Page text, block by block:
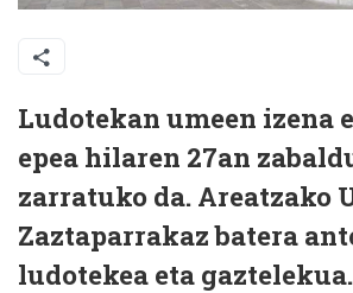
Ludotekan umeen izena
epea hilaren 27an
zarratuko da. Areatzako
Zaztaparrakaz batera
ludotekea eta gaztelekua.